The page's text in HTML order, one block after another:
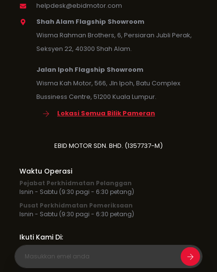
helpdesk@ebidmotor.com
Shah Alam Flagship Showroom
Wisma Rahman Brothers, 6, Persiaran Jubli Perak,
Seksyen 22, 40300 Shah Alam.
Jalan Ipoh Flagship Showroom
Wisma Kah Motor, 566, Jln Ipoh, Batu Complex
Bussiness Centre, 51200 Kuala Lumpur.
Lokasi Semua Bilik Pameran
EBID MOTOR SDN. BHD. (1357737-M)
Waktu Operasi
Pejabat Perkhidmatan Pelanggan
Isnin - Sabtu (9:30 pagi - 6:30 petang)
Pusat Perkhidmatan Pemeriksaan
Isnin - Sabtu (9:30 pagi - 6:30 petang)
Ikuti Kami Di: